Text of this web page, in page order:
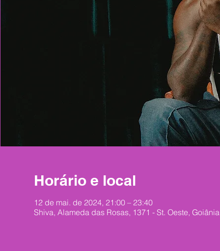
Horário e local
12 de mai. de 2024, 21:00 – 23:40
Shiva, Alameda das Rosas, 1371 - St. Oeste,